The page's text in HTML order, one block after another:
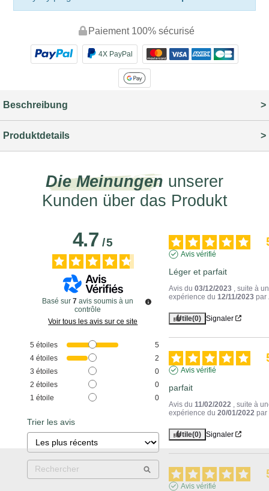
Paiement 100% sécurisé
4X PayPal
Beschreibung
Produktdetails
Die Meinungen unserer
Kunden über das Produkt
4.7/5
Basé sur 7 avis soumis à un
contrôle
Voir tous les avis sur ce site
5 étoiles
5
4 étoiles
2
3 étoiles
0
2 étoiles
0
1 étoile 0
Trier les avis
Avis vérifié
Léger et parfait
Avis du03/12/2023 , suite à
expérience du12/11/2023 par
Utile(0) Signaler
Avis vérifié
parfait
Avis du11/02/2022 , suite à
expérience du20/01/2022 par
Utile(0) Signaler
Avis vérifié